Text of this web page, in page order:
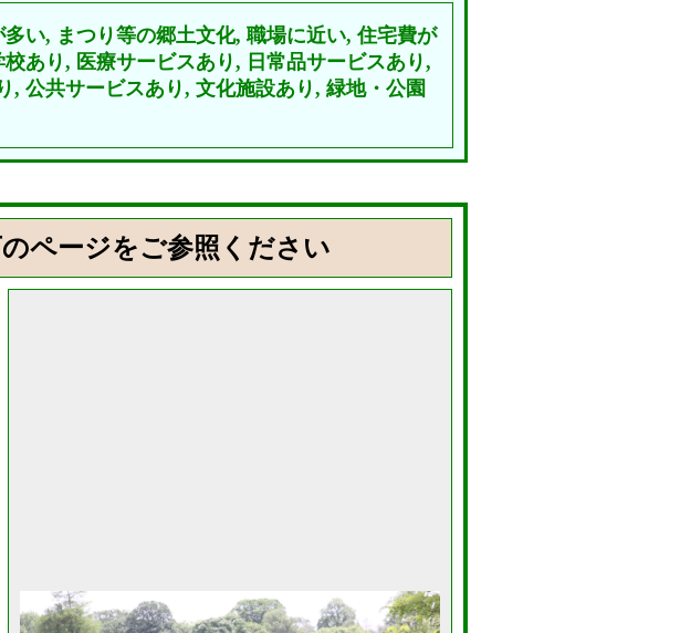
多い, まつり等の郷土文化, 職場に近い,住宅費が
あり, 医療サービスあり, 日常品サービスあり,
, 公共サービスあり, 文化施設あり, 緑地・公園
ページをご参照ください